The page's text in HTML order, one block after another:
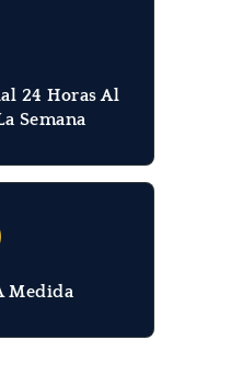
24 Horas Al
Semana
Medida